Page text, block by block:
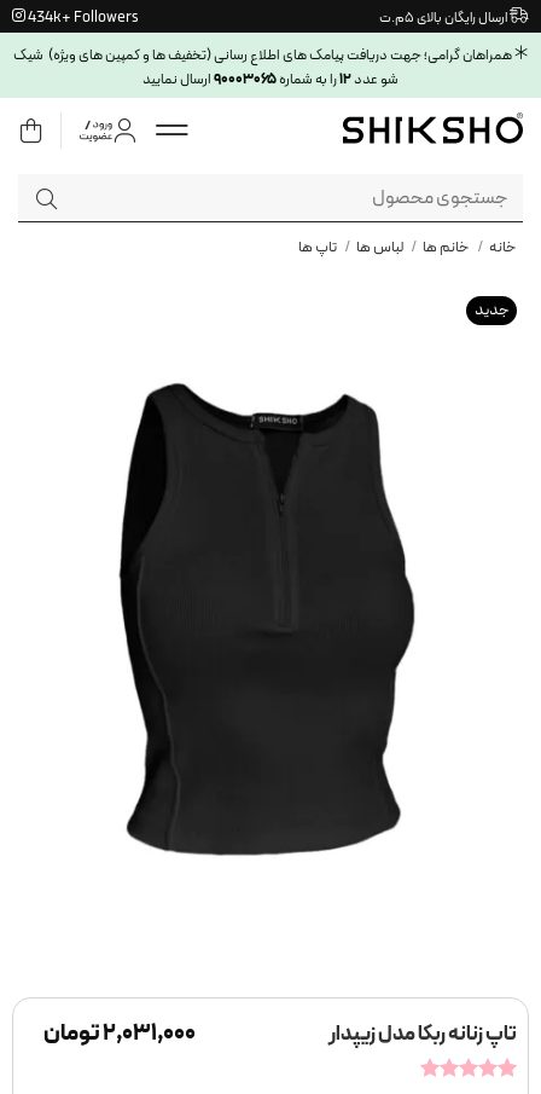
Skip
to
ارسال رایگان بالای ۵م.ت 434k+ Followers
همراهان گرامی؛ جهت دریافت پیامک های اطلاع رسانی (تخفیف ها و کمپین های ویژه) شیک
شو عدد۱۲را به شماره۹۰۰۰۳۰۶۵ارسال نمایید
جستجو
برای:
خانه / خانم ها / لباس ها / تاپ ها
جدید
تاپ زنانه ربکا مدل زیپدار ۲,۰۳۱,۰۰۰تومان